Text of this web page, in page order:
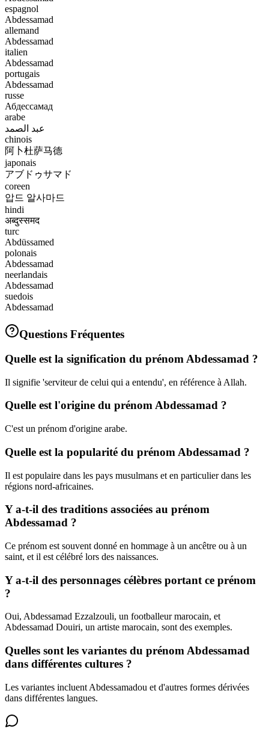
espagnol
Abdessamad
allemand
Abdessamad
italien
Abdessamad
portugais
Abdessamad
russe
Абдессамад
arabe
عبد الصمد
chinois
阿卜杜萨马德
japonais
アブドゥサマド
coreen
압드 알사마드
hindi
अब्दुस्समद
turc
Abdüssamed
polonais
Abdessamad
neerlandais
Abdessamad
suedois
Abdessamad
Questions Fréquentes
Quelle est la signification du prénom Abdessamad ?
Il signifie 'serviteur de celui qui a entendu', en référence à Allah.
Quelle est l'origine du prénom Abdessamad ?
C'est un prénom d'origine arabe.
Quelle est la popularité du prénom Abdessamad ?
Il est populaire dans les pays musulmans et en particulier dans les
régions nord-africaines.
Y a-t-il des traditions associées au prénom
Abdessamad ?
Ce prénom est souvent donné en hommage à un ancêtre ou à un
saint, et il est célébré lors des naissances.
Y a-t-il des personnages célèbres portant ce prénom
?
Oui, Abdessamad Ezzalzouli, un footballeur marocain, et
Abdessamad Douiri, un artiste marocain, sont des exemples.
Quelles sont les variantes du prénom Abdessamad
dans différentes cultures ?
Les variantes incluent Abdessamadou et d'autres formes dérivées
dans différentes langues.